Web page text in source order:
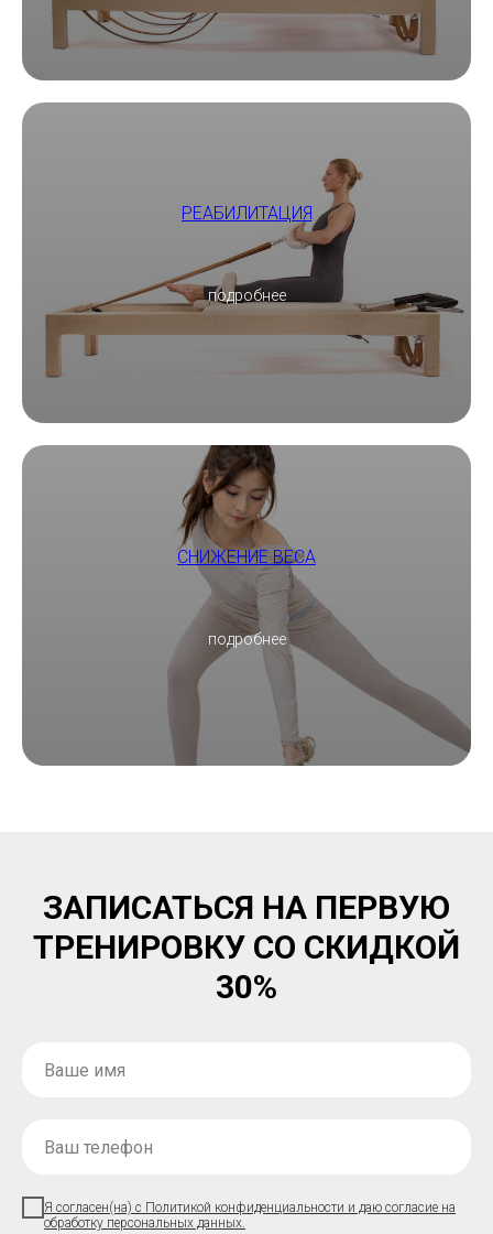
РЕАБИЛИТАЦИЯ
подробнее
СНИЖЕНИЕ ВЕСА
подробнее
ЗАПИСАТЬСЯ НА ПЕРВУЮ
ТРЕНИРОВКУ СО СКИДКОЙ
30%
Я согласен(на) с Политикой конфиденциальности и даю согласие на
обработку персональных данных.